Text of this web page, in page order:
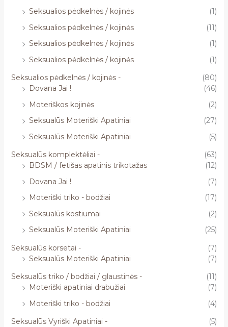
Seksualios pėdkelnės / kojinės
(1)
Seksualios pėdkelnės / kojinės
(11)
Seksualios pėdkelnės / kojinės
(1)
Seksualios pėdkelnės / kojinės
(1)
Seksualios pėdkelnės / kojinės -
(80)
Dovana Jai !
(46)
Moteriškos kojinės
(2)
Seksualūs Moteriški Apatiniai
(27)
Seksualūs Moteriški Apatiniai
(5)
Seksualūs komplektėliai -
(63)
BDSM / fetišas apatinis trikotažas
(12)
Dovana Jai !
(7)
Moteriški triko - bodžiai
(17)
Seksualūs kostiumai
(2)
Seksualūs Moteriški Apatiniai
(25)
Seksualūs korsetai -
(7)
Seksualūs Moteriški Apatiniai
(7)
Seksualūs triko / bodžiai / glaustinės -
(11)
Moteriški apatiniai drabužiai
(7)
Moteriški triko - bodžiai
(4)
Seksualūs Vyriški Apatiniai -
(5)